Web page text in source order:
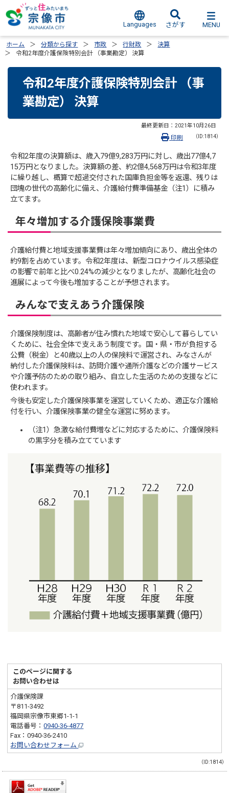
Languages さがす MENU
ホーム 分類から探す 市政 行財政
決算
令和2年度介護保険特別会計 （事業勘定） 決算
令和2年度介護保険特別会計 （事
業勘定） 決算
最終更新日： 2021年10月26日
（ID:1814）
印刷
令和2年度の決算額は、歳入79億9,283万円に対し、歳出77億4,7
15万円となりました。決算額の差、約2億4,568万円は令和3年度
に繰り越し、概算で超過交付された国庫負担金等を返還、残りは
団塊の世代の高齢化に備え、介護給付費準備基金（注1）に積み
立てます。
年々増加する介護保険事業費
介護給付費と地域支援事業費は年々増加傾向にあり、歳出全体の
約9割を占めています。令和2年度は、新型コロナウイルス感染症
の影響で前年と比べ0.24%の減少となりましたが、高齢化社会の
進展によって今後も増加することが予想されます。
みんなで支えあう介護保険
介護保険制度は、高齢者が住み慣れた地域で安心して暮らしてい
くために、社会全体で支えあう制度です。国・県・市が負担する
公費（税金）と40歳以上の人の保険料で運営され、みなさんが
納付した介護保険料は、訪問介護や通所介護などの介護サービス
や介護予防のための取り組み、自立した生活のための支援などに
使われます。
今後も安定した介護保険事業を運営していくため、適正な介護給
付を行い、介護保険事業の健全な運営に努めます。
（注1）急激な給付費増などに対応するために、介護保険料
の黒字分を積み立てています
このページに関する
お問い合わせは
介護保険課
〒811-3492
福岡県宗像市東郷1-1-1
電話番号：0940-36-4877
Fax：0940-36-2410
お問い合わせフォーム
（ID:1814）